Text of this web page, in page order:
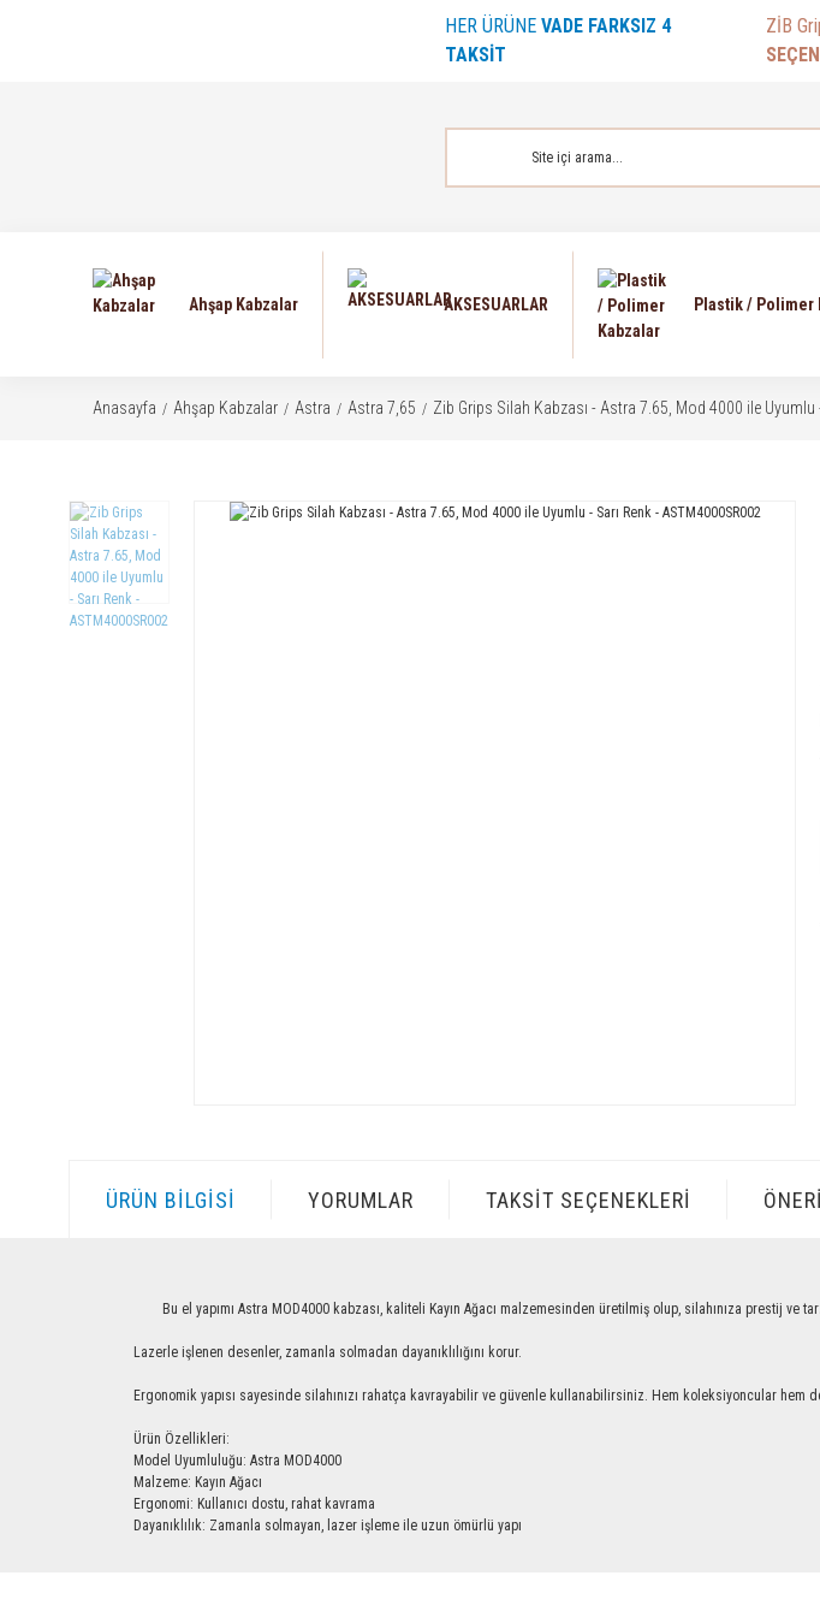
HER ÜRÜNE VADE FARKSIZ 4
TAKSİT
ZİB
Ahşap Kabzalar AKSESUARLAR Plastik / Polimer
Anasayfa Ahşap Kabzalar Astra Astra 7,65 Zib Grips Silah Kabzası - Astra 7.65, Mod 4000 ile Uyumlu
ÜRÜN BILGISI YORUMLAR TAKSIT SEÇENEKLERI
Bu el yapımı Astra MOD4000 kabzası, kaliteli Kayın Ağacı malzemesinden üretilmiş olup, silahınıza prestij ve
Lazerle işlenen desenler, zamanla solmadan dayanıklılığını korur.
Ergonomik yapısı sayesinde silahınızı rahatça kavrayabilir ve güvenle kullanabilirsiniz. Hem koleksiyoncular hem
Ürün Özellikleri:
Model Uyumluluğu: Astra MOD4000
Malzeme: Kayın Ağacı
Ergonomi: Kullanıcı dostu, rahat kavrama
Dayanıklılık: Zamanla solmayan, lazer işleme ile uzun ömürlü yapı